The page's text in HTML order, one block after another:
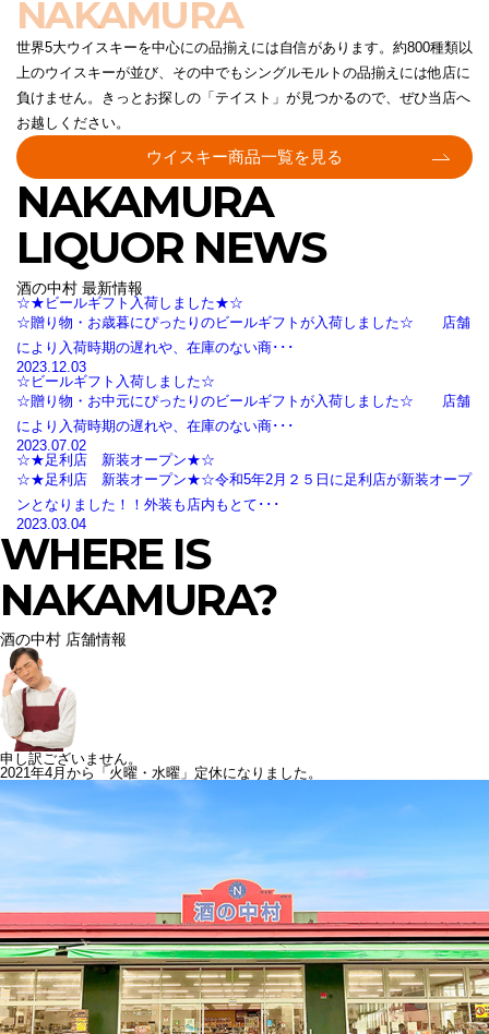
NAKAMURA
世界5大ウイスキーを中心にの品揃えには自信があります。約800種類以
上のウイスキーが並び、その中でもシングルモルトの品揃えには他店に
負けません。きっとお探しの「テイスト」が見つかるので、ぜひ当店へ
お越しください。
ウイスキー商品一覧を見る
NAKAMURA
LIQUOR NEWS
酒の中村 最新情報
☆★ビールギフト入荷しました★☆
☆贈り物・お歳暮にぴったりのビールギフトが入荷しました☆ 店舗
により入荷時期の遅れや、在庫のない商･･･
2023.12.03
☆ビールギフト入荷しました☆
☆贈り物・お中元にぴったりのビールギフトが入荷しました☆ 店舗
により入荷時期の遅れや、在庫のない商･･･
2023.07.02
☆★足利店 新装オープン★☆
☆★足利店 新装オープン★☆令和5年2月２５日に足利店が新装オープ
ンとなりました！！外装も店内もとて･･･
2023.03.04
WHERE IS
NAKAMURA?
酒の中村 店舗情報
申し訳ございません。
2021年4月から「火曜・水曜」定休になりました。